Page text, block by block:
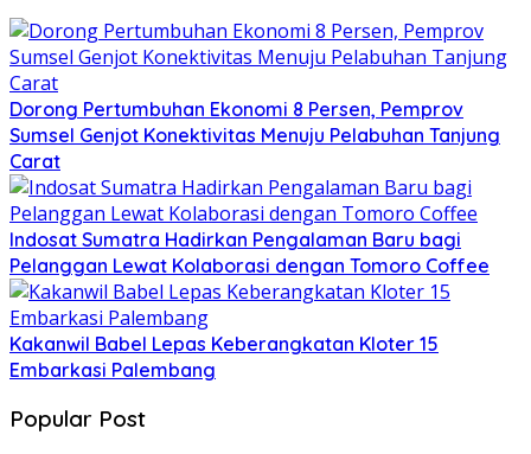
Dorong Pertumbuhan Ekonomi 8 Persen, Pemprov
Sumsel Genjot Konektivitas Menuju Pelabuhan Tanjung
Carat
Indosat Sumatra Hadirkan Pengalaman Baru bagi
Pelanggan Lewat Kolaborasi dengan Tomoro Coffee
Kakanwil Babel Lepas Keberangkatan Kloter 15
Embarkasi Palembang
Popular Post